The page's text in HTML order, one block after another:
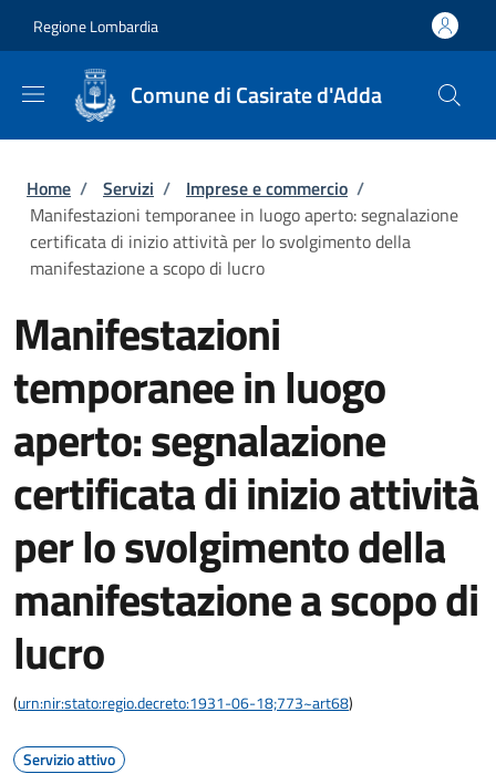
Regione Lombardia
Comune di Casirate d'Adda
Briciole di pane
Home / Servizi / Imprese e commercio /
Manifestazioni temporanee in luogo aperto: segnalazione
certificata di inizio attività per lo svolgimento della
manifestazione a scopo di lucro
Manifestazioni
temporanee in luogo
aperto: segnalazione
certificata di inizio attività
per lo svolgimento della
manifestazione a scopo di
lucro
(urn:nir:stato:regio.decreto:1931-06-18;773~art68)
Servizio attivo